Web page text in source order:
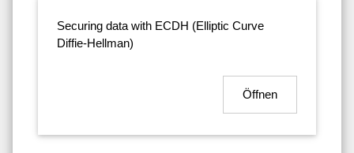
Securing data with ECDH (Elliptic Curve
Diffie-Hellman)
Öffnen